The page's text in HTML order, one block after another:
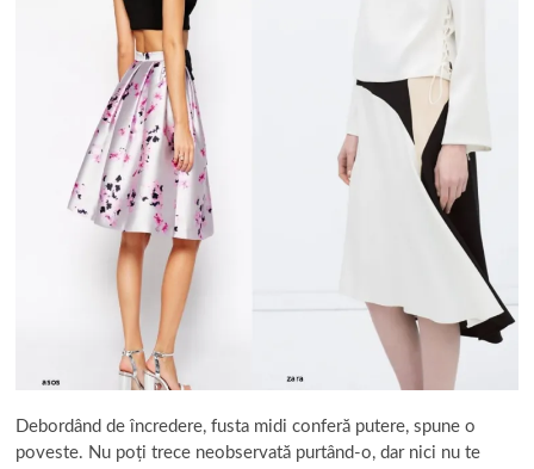
Debordând de încredere, fusta midi conferă putere, spune o
poveste. Nu poți trece neobservată purtând-o, dar nici nu te